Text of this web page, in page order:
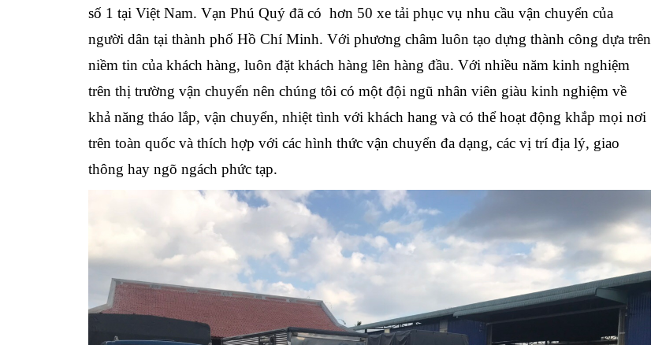
số 1 tại Việt Nam. Vạn Phú Quý đã có hơn 50 xe tải phục vụ nhu cầu vận chuyển của
người dân tại thành phố Hồ Chí Minh. Với phương châm luôn tạo dựng thành công dựa trên
niềm tin của khách hàng, luôn đặt khách hàng lên hàng đầu. Với nhiều năm kinh nghiệm
trên thị trường vận chuyển nên chúng tôi có một đội ngũ nhân viên giàu kinh nghiệm về
khả năng tháo lắp, vận chuyển, nhiệt tình với khách hang và có thể hoạt động khắp mọi nơi
trên toàn quốc và thích hợp với các hình thức vận chuyển đa dạng, các vị trí địa lý, giao
thông hay ngõ ngách phức tạp.